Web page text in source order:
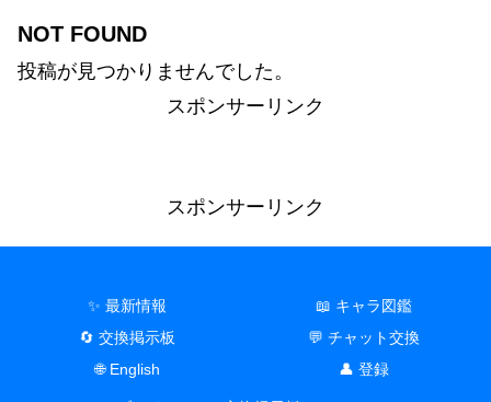
NOT FOUND
投稿が見つかりませんでした。
スポンサーリンク
スポンサーリンク
✨ 最新情報
📖 キャラ図鑑
🔄 交換掲示板
💬 チャット交換
🌐 English
👤 登録